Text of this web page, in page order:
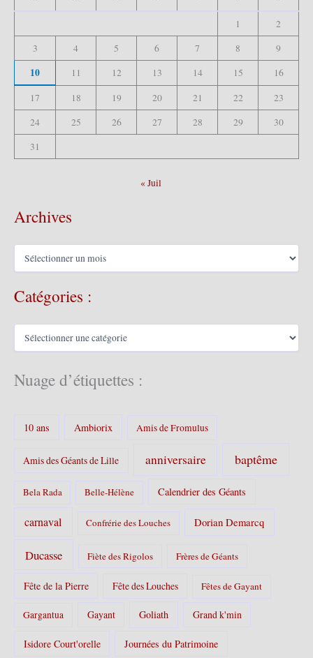
1
2
3
4 5 6 7 8 9
10 11 12 13 14 15
16
17
18 19 20 21 22
23
24
25 26 27 28 29
30
31
« Juil
Archives
A
h
s
Catégories :
é
g
Nuage d’étiquettes :
10 ans Ambiorix Amis de Fromulus
Amis des Géants de Lille anniversaire baptême
Bela Rada Belle-Hélène Calendrier des Géants
carnaval Confrérie des Louches Dorian Demarcq
Ducasse Fiète des Rigolos Frères de Géants
Fête de la Pierre Fête des Louches Fêtes de Gayant
Gargantua Gayant Goliath Grand k'min
Isidore Court'orelle Journées du Patrimoine